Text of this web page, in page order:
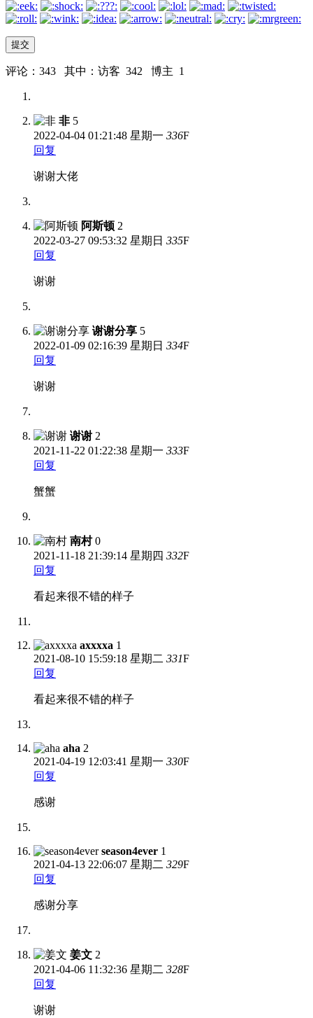
评论：343 其中：访客 342 博主 1
非 5
2022-04-04 01:21:48 星期一 336F
回复
谢谢大佬
阿斯顿 2
2022-03-27 09:53:32 星期日 335F
回复
谢谢
谢谢分享 5
2022-01-09 02:16:39 星期日 334F
回复
谢谢
谢谢 2
2021-11-22 01:22:38 星期一 333F
回复
蟹蟹
南村 0
2021-11-18 21:39:14 星期四 332F
回复
看起来很不错的样子
axxxxa 1
2021-08-10 15:59:18 星期二 331F
回复
看起来很不错的样子
aha 2
2021-04-19 12:03:41 星期一 330F
回复
感谢
season4ever 1
2021-04-13 22:06:07 星期二 329F
回复
感谢分享
姜文 2
2021-04-06 11:32:36 星期二 328F
回复
谢谢